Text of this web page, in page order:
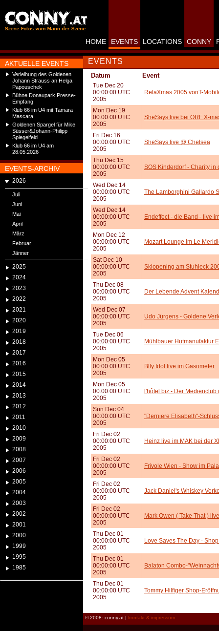
AKTUELLE EVENTS
Verleihung des Goldenen
Johann Strauss an Helga
Papouschek
Bühne Donaupark Presse-
Empfang
Klub 66 im U4 mit Tamara
Mascara
Goldenen Spargel für Mike
Süsser&Johann-Philipp
Spiegelfeld
Klub 66 im U4 am
28.05.2026
EVENTS-ARCHIV
2026
Juli
Juni
Mai
April
März
Februar
Jänner
2025
2024
2023
2022
2021
2020
2019
2018
2017
2016
2015
2014
2013
2012
2011
2010
2009
2008
2007
2006
2005
2004
2003
2002
2001
2000
1999
1995
1985
HOME EVENTS LOCATIONS CONNY
EVENTS
Datum Event
Tue Dec 20
00:00:00 UTC
2005
RelaXmas 2005 vonT-
Mon Dec 19
00:00:00 UTC
2005
SheSays live bei ORF X-
Fri Dec 16
00:00:00 UTC
2005
SheSays live @ Chelsea
Thu Dec 15
00:00:00 UTC
2005
SOS Kinderdorf - Charity in
Wed Dec 14
00:00:00 UTC
2005
The Lamborghini Gallardo
Wed Dec 14
00:00:00 UTC
2005
Endeffect - die Band - live
Mon Dec 12
00:00:00 UTC
2005
Mozart Lounge im Le
Sat Dec 10
00:00:00 UTC
2005
Skiopening am Stuhleck
Thu Dec 08
00:00:00 UTC
2005
Der Lebende Advent
Wed Dec 07
00:00:00 UTC
2005
Udo Jürgens - Goldene
Tue Dec 06
00:00:00 UTC
2005
Mühlbauer Hutmanufaktur
Mon Dec 05
00:00:00 UTC
2005
Blly Idol live im Gasometer
Mon Dec 05
00:00:00 UTC
2005
l'hôtel biz - Der Medienclub
Sun Dec 04
00:00:00 UTC
2005
"Derniere Elisabeth"-
Fri Dec 02
00:00:00 UTC
2005
Heinz live im MAK bei der
Fri Dec 02
00:00:00 UTC
2005
Frivole Wien - Show im
Fri Dec 02
00:00:00 UTC
2005
Jack Daniel's Whiskey
Fri Dec 02
00:00:00 UTC
2005
Mark Owen ( Take That )
Thu Dec 01
00:00:00 UTC
2005
Love Saves The Day -
Thu Dec 01
00:00:00 UTC
2005
Balaton Combo-
Thu Dec 01
00:00:00 UTC
2005
Tommy Hilfiger Shop-
© 2008: conny.at | kontakt & impressum